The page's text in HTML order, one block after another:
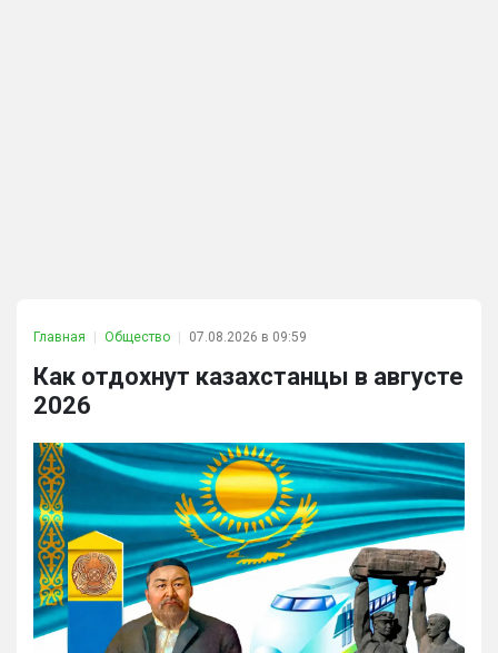
Главная Общество 07.08.2026 в 09:59
Как отдохнут казахстанцы в августе
2026